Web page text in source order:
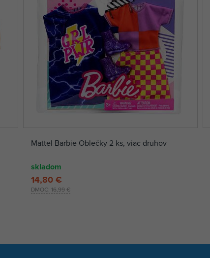
Mattel Barbie Oblečky 2 ks, viac druhov
skladom
DMOC: 16,99 €
14,80 €